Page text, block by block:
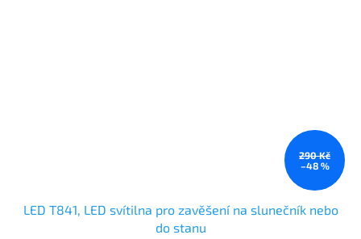
290 Kč
–48 %
LED T841, LED svítilna pro zavěšení na slunečník nebo
do stanu